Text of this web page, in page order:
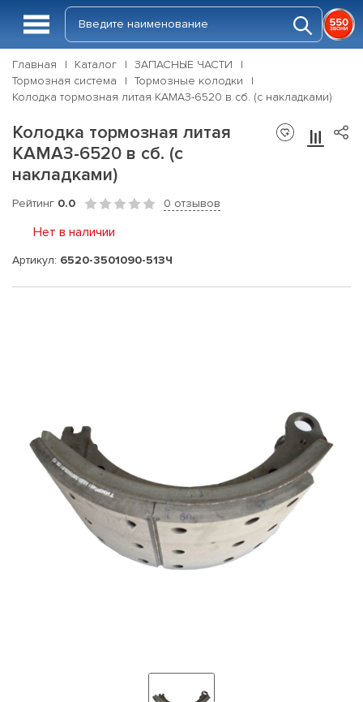
Главная Каталог
ЗАПАСНЫЕ ЧАСТИ
Тормозная система
Тормозные колодки
Колодка тормозная литая КАМАЗ-6520 в сб. (с накладками)
Колодка тормозная литая
КАМАЗ-6520 в сб. (с
накладками)
Рейтинг 0.0 0 отзывов
Нет в наличии
Артикул: 6520-3501090-51ЗЧ